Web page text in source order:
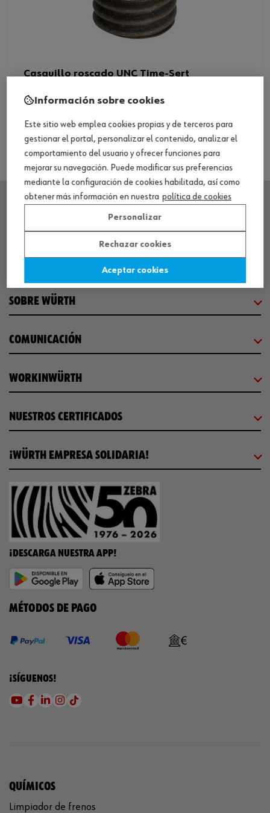
Casquillo roscado UNC Time-Sert
SOBRE WÜRTH
COMUNICACIÓN
WORKINWÜRTH
NUESTROS CERTIFICADOS
¡WÜRTH EMPRESA SOLIDARIA!
¡DESCARGA NUESTRA APP!
MÉTODOS DE PAGO
¡SÍGUENOS!
QUÍMICOS
Limpiador de frenos
Información sobre cookies
Este sitio web emplea cookies propias y de terceros para
gestionar el portal, personalizar el contenido, analizar el
comportamiento del usuario y ofrecer funciones para
mejorar su navegación. Puede modificar sus preferencias
mediante la configuración de cookies habilitada, así como
obtener más información en nuestra política de cookies
Personalizar
Rechazar cookies
Aceptar cookies